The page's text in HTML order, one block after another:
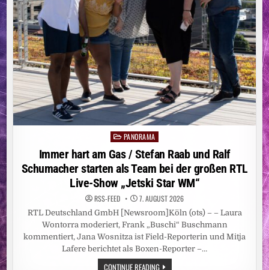
LEBENSQUALITÄT
Posted
in
PANORAMA
Immer hart am Gas / Stefan Raab und Ralf
Schumacher starten als Team bei der großen RTL
Live-Show „Jetski Star WM“
RSS-FEED 7. AUGUST 2026
RTL Deutschland GmbH [Newsroom]Köln (ots) – – Laura
Wontorra moderiert, Frank „Buschi“ Buschmann
kommentiert, Jana Wosnitza ist Field-Reporterin und Mitja
Lafere berichtet als Boxen-Reporter –…
CONTINUE READINGIMMER